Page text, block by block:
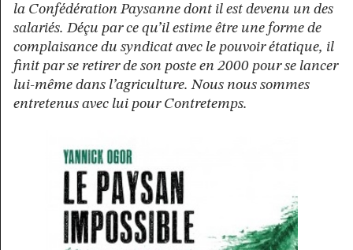
la Confédération Paysanne dont il est devenu un des
salariés. Déçu par ce qu’il estime être une forme de
complaisance du syndicat avec le pouvoir étatique, il
finit par se retirer de son poste en 2000 pour se lancer
lui-même dans l’agriculture. Nous nous sommes
entretenus avec lui pour Contretemps.